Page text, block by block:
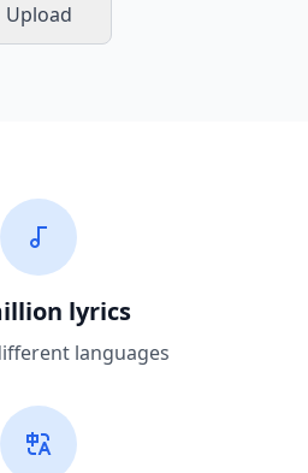
Upload
lyrics
languages